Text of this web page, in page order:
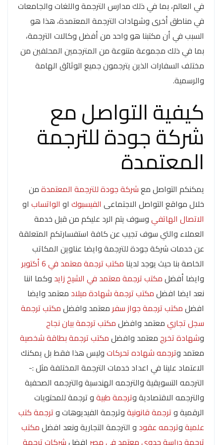
في العالم، بما في ذلك مدارس الترجمة واللغات والجامعات
في مناطق أخرى وشهادات الترجمة المعتمدة، هذا هو
السبب في أن مكتبنا هو واحد من أفضل وكالات الترجمة،
بما في ذلك مجموعة متنوعة من المترجمين المحلفين من
مختلف السفارات الذين يترجمون جميع الوثائق الهامة
والرسمية.
كيفية التواصل مع
شركة جودة للترجمة
المعتمدة
يمكنكم التواصل معشركة جودة للترجمة المعتمدةمن
خلال مواقع التواصل الاجتماعى الفيسبوك او الواتساب او
الاتصال الهاتفيوسوف يتم الرد عليكم من قبل خدمة
العملاء والتي سوف تجيب عن كافة استفسارتكم المتعلقة
عن خدمات شركة جودة للترجمة وايضا عناوين المكاتب
الخاصة بنا حيث يوجد لدينا مكتب ترجمة معتمد في 6 أكتوبر
وايضا أفضلمكتب ترجمة معتمد في الشيخ زايد وكما اننا
نعد ايضا افضلمكتب ترجمة شهادة ميلاد معتمد وايضا
افضلمكتب ترجمة جواز سفر معتمد وافضلمكتب ترجمة
سجل تجاريمعتمد وافضلمكتب ترجمة بيان نجاح
وشهادة تخرجمعتمد وافضلمكتب ترجمة بطاقة شخصية
معتمد وترجمه شهاده تحركاتوليس هذا فقط بل يمكنك
الاعتماد علينا في اعداد خدمات الترجمة المختلفة مثل :-
الترجمه التسويقية والترجمه الهندسية والترجمه الصحفية
والترجمه الاقتصادية وترجمة طبيةو ترجمة للمحتويات
الرقمية وترجمة قانونيةوترجمة الفيديوهات وترجمة كتب
علميةوترجمه عقود و الترجمة التجارية ونعد افضلمكتب
ترجمة دراسة جدوى معتمد في مصر افضلشركات ترجمة